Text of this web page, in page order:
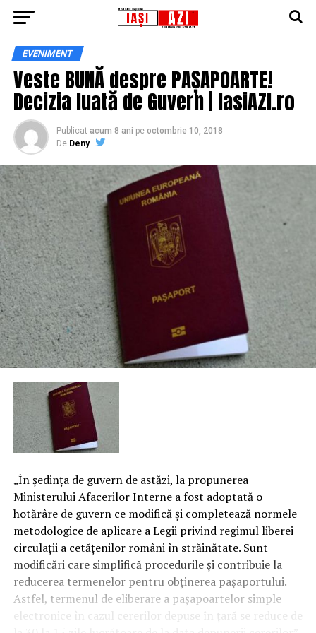
EVENIMENT
Veste BUNĂ despre PAȘAPOARTE!
Decizia luată de Guvern | IasiAZI.ro
Publicat acum 8 ani pe octombrie 10, 2018
De Deny
„În şedinţa de guvern de astăzi, la propunerea
Ministerului Afacerilor Interne a fost adoptată o
hotărâre de guvern ce modifică şi completează normele
metodologice de aplicare a Legii privind regimul liberei
circulaţii a cetăţenilor români în străinătate. Sunt
modificări care simplifică procedurile şi contribuie la
reducerea termenelor pentru obţinerea paşaportului.
Astfel, termenul de eliberare a paşapoartelor simple
electronice în cazul cererilor depuse în ţară se reduce de